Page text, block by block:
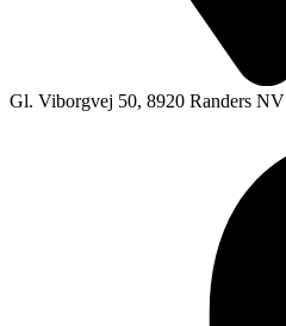
Gl. Viborgvej 50, 8920 Randers NV